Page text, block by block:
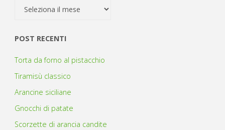
POST RECENTI
Torta da forno al pistacchio
Tiramisù classico
Arancine siciliane
Gnocchi di patate
Scorzette di arancia candite